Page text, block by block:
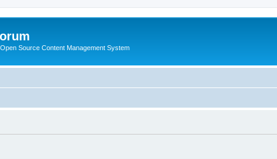
Source Content Management System